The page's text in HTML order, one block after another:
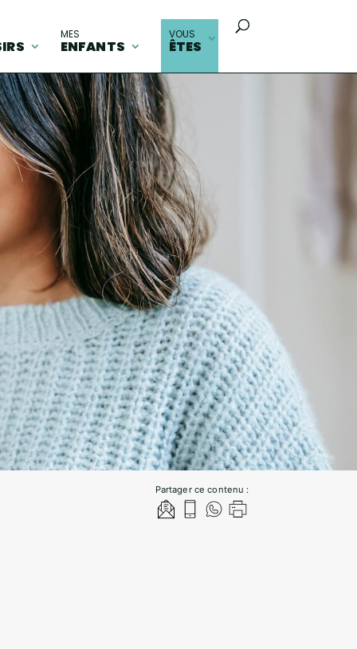
MES
ENFANTS
VOUS
ÊTES
Partager ce contenu :